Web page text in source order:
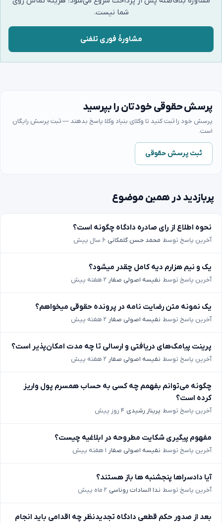
شما نیست.
مشاورهٔ فوری تلفنی
پرسش حقوقی خودتان را بپرسید
پرسش خود را ثبت کنید تا وکلای بنیاد وکلا پاسخ بدهند — ثبت پرسش رایگان
است.
ثبت پرسش حقوقی
پربازدید در همین موضوع
نحوه اطلاع از رای صادره دادگاه چگونه است؟
آخرین پاسخ توسط محمد حسن گلمکانی ۶ سال پیش
یک و نیم هزارم دیه کامل چقدر میشود؟
آخرین پاسخ توسط نفیسه اصولی صفار ۲ هفته پیش
یک نمونه متن رضایت نامه در پرونده حقوقی میخواهم؟
آخرین پاسخ توسط نفیسه اصولی صفار ۲ هفته پیش
پرینت پیامک‌های دریافتی و ارسالی تا چه مدت امکان‌پذیر است؟
آخرین پاسخ توسط نفیسه اصولی صفار ۲ هفته پیش
چگونه می‌توانم بفهمم چه کسی به حساب همسرم پول واریز
کرده است؟
آخرین پاسخ توسط پریناز رشیدی ۴ روز پیش
مفهوم پیگیری شکایت مطروحه در ابلاغیه چیست؟
آخرین پاسخ توسط نفیسه اصولی صفار ۱ هفته پیش
آیا دادسراها پنجشنبه ها باز هستند؟
آخرین پاسخ توسط ندا السادات روناسی ۲ ماه پیش
بعد از صدور حکم قطعی دادگاه تجدیدنظر چه اقدامی باید انجام